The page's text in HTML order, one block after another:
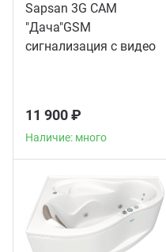
Sapsan 3G CAM
"Дача"GSM
сигнализация с видео
11 900 ₽
Наличие: много